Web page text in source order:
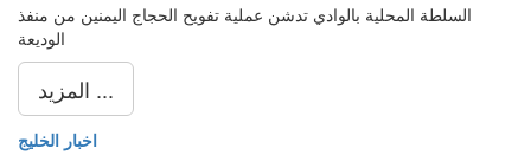
السلطة المحلية بالوادي تدشن عملية تفويح الحجاج اليمنين من منفذ
الوديعة
المزيد ...
اخبار الخليج